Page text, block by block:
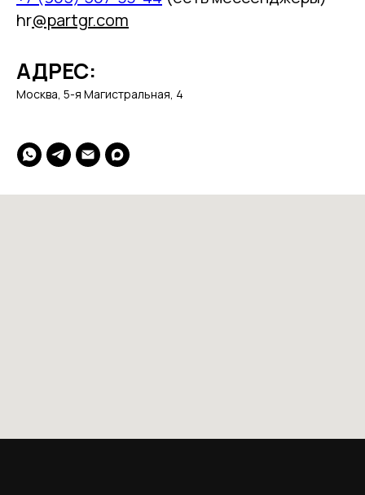
hr@partgr.com
АДРЕС:
Москва, 5-я Магистральная, 4